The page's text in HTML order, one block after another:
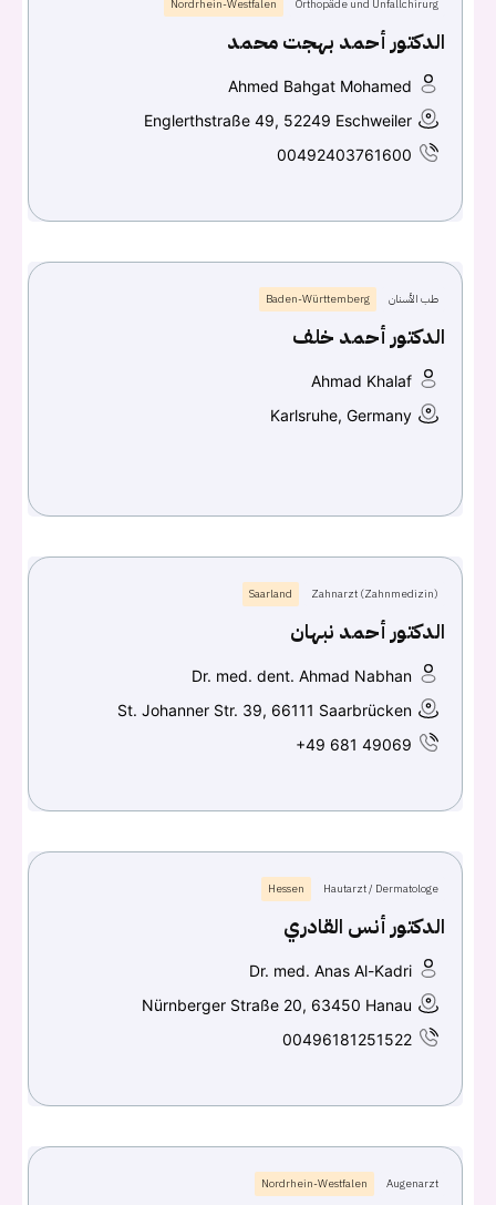
اسم المستخدم أو البريد الالكتروني
تسجيل الدخول
Orthopäde und Unfallchirurg
Nordrhein-Westfalen
الدكتور أحمد بهجت محمد
Ahmed Bahgat Mohamed
Englerthstraße 49, 52249 Eschweiler
00492403761600
طب الأسنان Baden-Württemberg
الدكتور أحمد خلف
Ahmad Khalaf
Karlsruhe, Germany
Zahnarzt (Zahnmedizin)
Saarland
الدكتور أحمد نبهان
Dr. med. dent. Ahmad Nabhan
St. Johanner Str. 39, 66111 Saarbrücken
+49 681 49069
Hautarzt / Dermatologe
Hessen
الدكتور أنس القادري
Dr. med. Anas Al-Kadri
Nürnberger Straße 20, 63450 Hanau
00496181251522
Augenarzt
Nordrhein-Westfalen